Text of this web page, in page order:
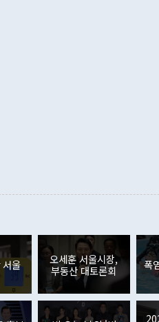
시점에서 흘러간 선(先)비핵화만
보하기 위해 최선을 다할 것"이라
과연 한반도의 평화와 안정에 플
에서 정 장관이 언급한 '4자 회
토크에서 열리는 '동방경제포럼
) 검토하고 있다"고 발언한 데
라며 "아직 거기까지 진도가 나
개한 대북 구상과 설명은 정부 내
다. 특히 주적 표현 대체와 국호
등은 통일부 장관이 결정할 사
다. 이 대통령은 정 장관의 업무
억달러를 넘어섰다. 상품수입
주변기기(SSD)는 282.7% 증가
비IT 품목도 ▲석유제품(47.5%)
료수지는 전월 흑자에서 4억
는 배당소득을 중심으로 32억
전월 분기배당에 따른 기저효
만달러)을 넘어선 것이다. 직접
만달러, 외국인의 국내투자가
서는 외국인의 국내 주식 매도
익실현 매도 등의 영향으로
만달러)에 이어 역대 최대 순매
권투자는 세계국채지수
증가 폭이 줄어든 52억9000만
울
오세훈 서울시장,
부동산 대토론회
폭